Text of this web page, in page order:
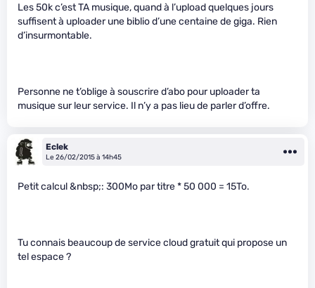
Les 50k c’est TA musique, quand à l’upload quelques jours
suffisent à uploader une biblio d’une centaine de giga. Rien
d’insurmontable.
Personne ne t’oblige à souscrire d’abo pour uploader ta
musique sur leur service. Il n’y a pas lieu de parler d’offre.
Eclek
Le 26/02/2015 à 14h45
Petit calcul &nbsp;: 300Mo par titre * 50 000 = 15To.
Tu connais beaucoup de service cloud gratuit qui propose un
tel espace ?